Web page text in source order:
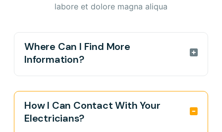
labore et dolore magna aliqua
Where Can I Find More
Information?
nunc molestie pellentesque. Morbi vehicula
imperdiet ante, et dapibus eros laoreet eget.
Nulla mattis ipsum id eros eleifend luctus.
How I Can Contact With Your
Electricians?